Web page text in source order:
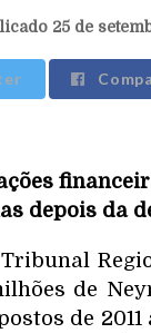
25 de
depois da
de
de